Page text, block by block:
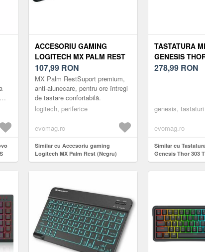
ACCESORIU GAMING
LOGITECH MX PALM REST
(NEGRU)
107,99 RON
MX Palm RestSuport premium,
anti-alunecare, pentru ore întregi
de tastare confortabilă.
logitech, periferice
evomag.ro
Similar cu Accesoriu gaming
Logitech MX Palm Rest (Negru)
TASTATURA
GENESIS
WIRED,
278,99 RON
genesis,
evomag.ro
Similar cu
Genesis Thor 303
iluminare RGB,